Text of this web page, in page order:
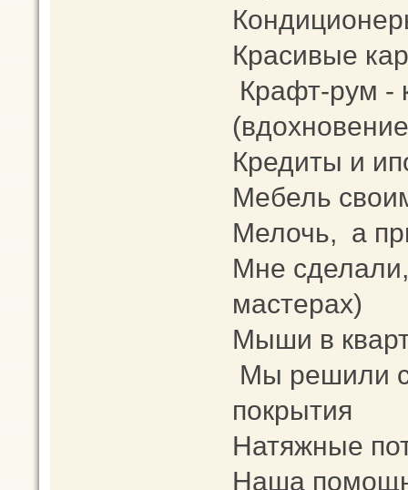
Красивые
Крафт-рум -
Кредиты и
Мебель
Мелочь, а
Мне
мастерах)
Мыши в
Мы решили
покрытия
Натяжные
Наша